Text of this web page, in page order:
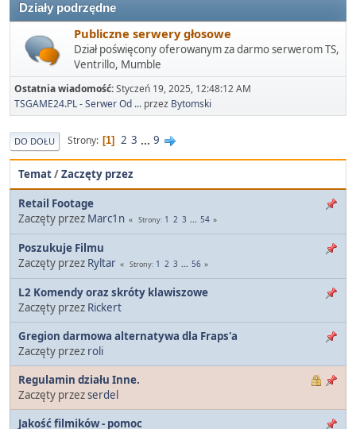
Działy podrzędne
Publiczne serwery głosowe
Dział poświęcony oferowanym za darmo serwerom TS,
Ventrillo, Mumble
Ostatnia wiadomość:Styczeń 19, 2025, 12:48:12 AM
TSGAME24.PL - Serwer Od ... przez Bytomski
DO DOŁU Strony 1 2 3 ... 9
Temat/Zaczęty przez
Retail Footage
Zaczęty przez Marc1n Strony 1 2 3 ... 54
Poszukuje Filmu
Zaczęty przez Ryltar Strony 1 2 3 ... 56
L2 Komendy oraz skróty klawiszowe
Zaczęty przez Rickert
Gregion darmowa alternatywa dla Fraps'a
Zaczęty przez roli
Regulamin działu Inne.
Zaczęty przezserdel
Jakość filmików - pomoc